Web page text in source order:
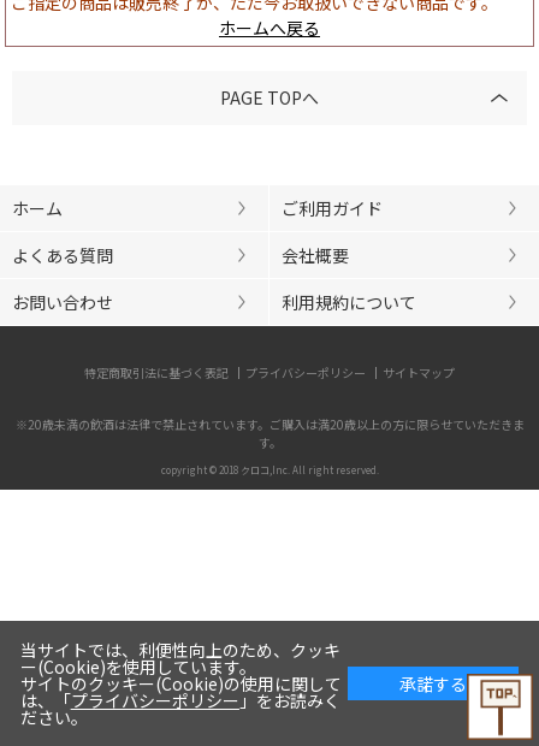
ホームへ戻る
PAGE TOPへ
ホーム
ご利用ガイド
よくある質問
会社概要
お問い合わせ
利用規約について
特定商取引法に基づく表記 プライバシーポリシー サイトマップ
※20歳未満の飲酒は法律で禁止されています。ご購入は満20歳以上の方に限らせていただきま
す。
copyright © 2018 クロコ,Inc. All right reserved.
当サイトでは、利便性向上のため、クッキ
ー(Cookie)を使用しています。
サイトのクッキー(Cookie)の使用に関して
は、「プライバシーポリシー 」をお読みく
ださい。
承諾する